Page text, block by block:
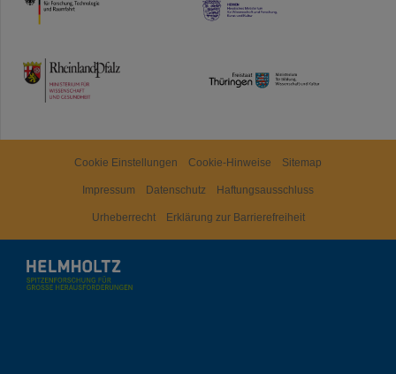
TMWWDG
Cookie Einstellungen Cookie-Hinweise Sitemap
Impressum Datenschutz Haftungsausschluss
Urheberrecht Erklärung zur Barrierefreiheit